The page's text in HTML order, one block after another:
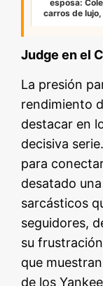
esposa:
carros de
Judge en el
La presión
rendimiento
destacar en
decisiva
para
desatado
sarcásticos
seguidores,
su
que
de los